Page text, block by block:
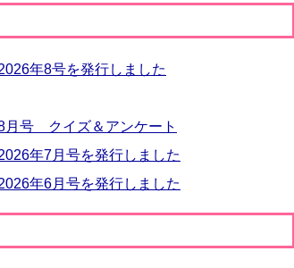
年8号を発行しました
月号 クイズ＆アンケート
年7月号を発行しました
年6月号を発行しました